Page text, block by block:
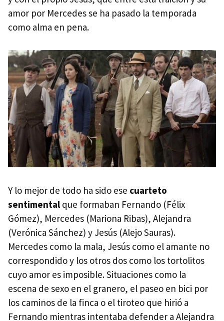
amor por Mercedes se ha pasado la temporada
como alma en pena.
Y lo mejor de todo ha sido ese cuarteto
sentimental que formaban Fernando (Félix
Gómez), Mercedes (Mariona Ribas), Alejandra
(Verónica Sánchez) y Jesús (Alejo Sauras).
Mercedes como la mala, Jesús como el amante no
correspondido y los otros dos como los tortolitos
cuyo amor es imposible. Situaciones como la
escena de sexo en el granero, el paseo en bici por
los caminos de la finca o el tiroteo que hirió a
Fernando mientras intentaba defender a Alejandra